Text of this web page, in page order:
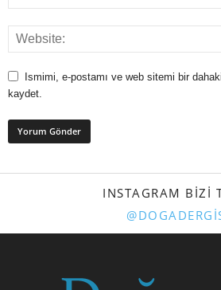
Ismimi, e-postamı ve web sitemi bir
kaydet.
INSTAGRAM BIZI